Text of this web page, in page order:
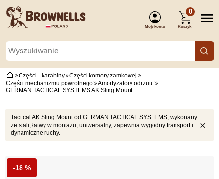
Moje konto
0
Koszyk
Części - karabiny
Części komory zamkowej
Części mechanizmu powrotnego
Amortyzatory odrzutu
GERMAN TACTICAL SYSTEMS AK Sling Mount
Tactical AK Sling Mount od GERMAN TACTICAL SYSTEMS, wykonany
ze stali, łatwy w montażu, uniwersalny, zapewnia wygodny transport i
dynamiczne ruchy.
-18 %